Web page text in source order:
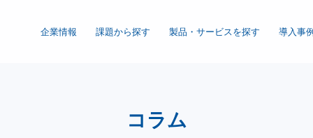
企業情報 課題から探す 製品・サービスを探す 導入事
コラム